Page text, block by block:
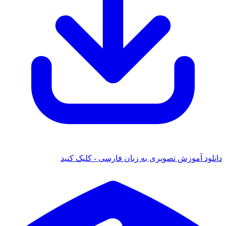
آموزش تصویری به زبان فارسی - کلیک کنید